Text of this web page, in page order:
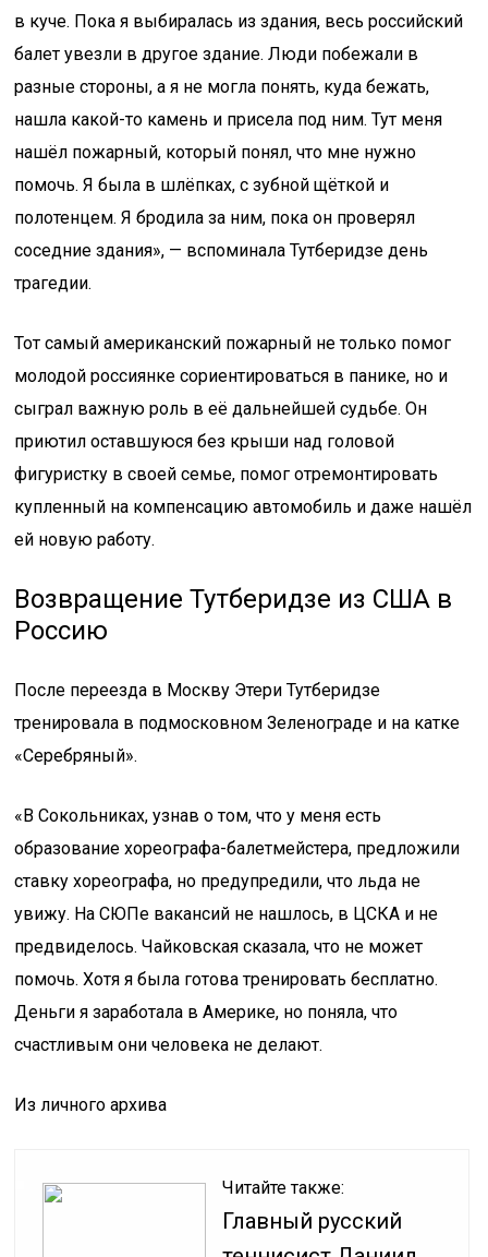
в куче. Пока я выбиралась из здания, весь российский
балет увезли в другое здание. Люди побежали в
разные стороны, а я не могла понять, куда бежать,
нашла какой-то камень и присела под ним. Тут меня
нашёл пожарный, который понял, что мне нужно
помочь. Я была в шлёпках, с зубной щёткой и
полотенцем. Я бродила за ним, пока он проверял
соседние здания», — вспоминала Тутберидзе день
трагедии.
Тот самый американский пожарный не только помог
молодой россиянке сориентироваться в панике, но и
сыграл важную роль в её дальнейшей судьбе. Он
приютил оставшуюся без крыши над головой
фигуристку в своей семье, помог отремонтировать
купленный на компенсацию автомобиль и даже нашёл
ей новую работу.
Возвращение Тутберидзе из США в
Россию
После переезда в Москву Этери Тутберидзе
тренировала в подмосковном Зеленограде и на катке
«Серебряный».
«В Сокольниках, узнав о том, что у меня есть
образование хореографа-балетмейстера, предложили
ставку хореографа, но предупредили, что льда не
увижу. На СЮПе вакансий не нашлось, в ЦСКА и не
предвиделось. Чайковская сказала, что не может
помочь. Хотя я была готова тренировать бесплатно.
Деньги я заработала в Америке, но поняла, что
счастливым они человека не делают.
Из личного архива
Читайте также:
Главный русский